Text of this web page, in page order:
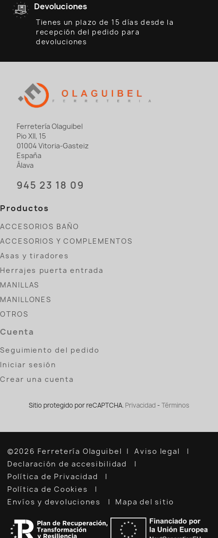
Devoluciones
Tienes un plazo de 15 días desde la
recepción del pedido para
devoluciones
Ferretería Olaguibel
Pio XII, 15
01004 Vitoria-Gasteiz
España
Álava
945 23 18 09
Productos
ACCESORIOS BAÑO
ACCESORIOS Y COMPLEMENTOS
Asas y tiradores
Herrajes puerta entrada
MANILLAS
MANILLONES
OTROS
Cuenta
Seguimiento del pedido
Iniciar sesión
Crear una cuenta
Sitio protegido por reCAPTCHA. Privacidad - Términos
©2026 Ferretería Olaguibel
Aviso legal
Declaración de accesibilidad
Política de Privacidad
Política de Cookies
Envíos y devoluciones
Mapa del sitio